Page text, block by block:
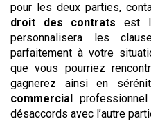
pour les deux parties,
droit des contrats est
personnalisera les
parfaitement à votre
que vous pourriez
gagnerez ainsi en
commercial
désaccords avec l’autre